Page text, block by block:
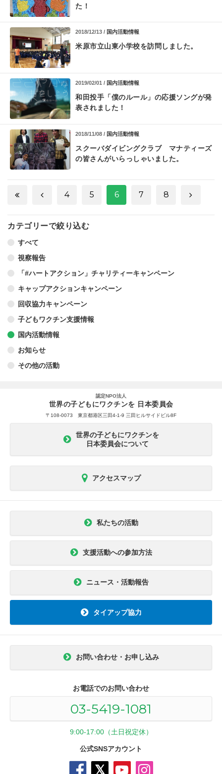
た！
2018/12/13 / 国内活動情報
米原市立山東小学校を訪問しました。
2019/02/01 / 国内活動情報
和田投手「僕のルール」の応援ソングが発
表されました！
2018/11/08 / 国内活動情報
スクーバダイビングクラブ マナティーズ
の皆さんがいらっしゃいました。
4 5 6 7 8
カテゴリーで絞り込む
すべて
視察報告
「#ハートアクション」チャリティーキャンペーン
キャップアクションキャンペーン
回収協力キャンペーン
子どもワクチン支援情報
国内活動情報
お知らせ
その他の活動
認定NPO法人
世界の子どもにワクチンを 日本委員会
〒108-0073 東京都港区三田4-1-9 三田ヒルサイドビル8F
世界の子どもにワクチンを
日本委員会について
アクセスマップ
私たちの活動
支援活動への参加方法
ニュース・活動報告
タイアップ協力
お問い合わせ・お申し込み
お電話でのお問い合わせ
03-5419-1081
9:00-17:00（土日祝定休）
公式SNSアカウント